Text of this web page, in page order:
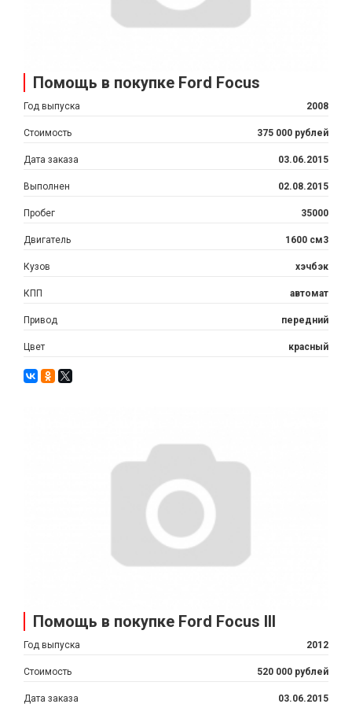
Помощь в покупке Ford Focus
Год выпуска 2008
Стоимость 375 000 рублей
Дата заказа 03.06.2015
Выполнен 02.08.2015
Пробег 35000
Двигатель 1600 см3
Кузов хэчбэк
КПП автомат
Привод передний
Цвет красный
Помощь в покупке Ford Focus III
Год выпуска 2012
Стоимость 520 000 рублей
Дата заказа 03.06.2015